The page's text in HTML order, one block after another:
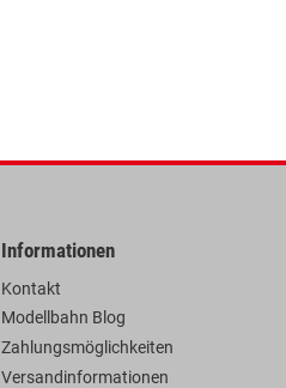
Informationen
Kontakt
Modellbahn Blog
Zahlungsmöglichkeiten
Versandinformationen